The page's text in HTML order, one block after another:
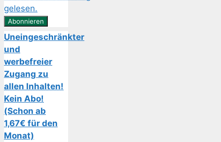
gelesen.
Uneingeschränkter
und
werbefreier
Zugang zu
allen Inhalten!
Kein Abo!
(Schon ab
1,67€ für den
Monat)